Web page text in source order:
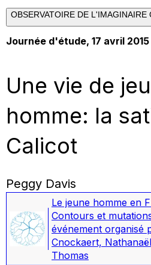
OBSERVATOIRE DE L'IMAGINAIRE
Journée d'étude, 17 avril 2015
Une vie de
homme: la
Calicot
Peggy Davis
Le jeune homme en
Contours et
événement organisé
Cnockaert,
Thomas